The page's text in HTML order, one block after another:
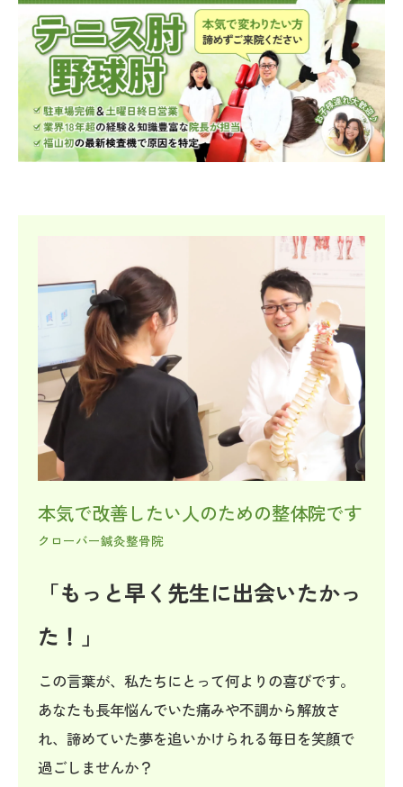
本気で改善したい人のための整体院です
クローバー鍼灸整骨院
「もっと早く先生に出会いたかっ
た！」
この言葉が、私たちにとって何よりの喜びです。
あなたも長年悩んでいた痛みや不調から解放さ
れ、諦めていた夢を追いかけられる毎日を笑顔で
過ごしませんか？